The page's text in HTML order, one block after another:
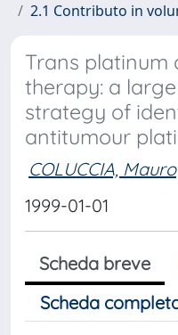
2.1 Contributo in
Trans platinum
therapy: a
strategy of
antitumour
COLUCCIA, Mauro
1999-01-01
Scheda breve
Scheda